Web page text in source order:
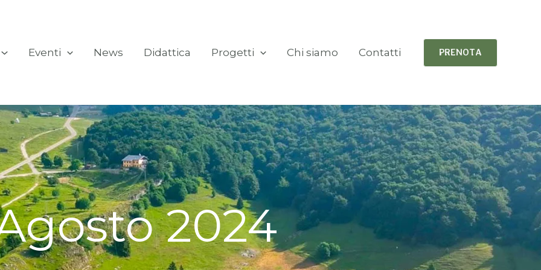
Eventi News Didattica Progetti Chi siamo Contatti PRENOTA
2024